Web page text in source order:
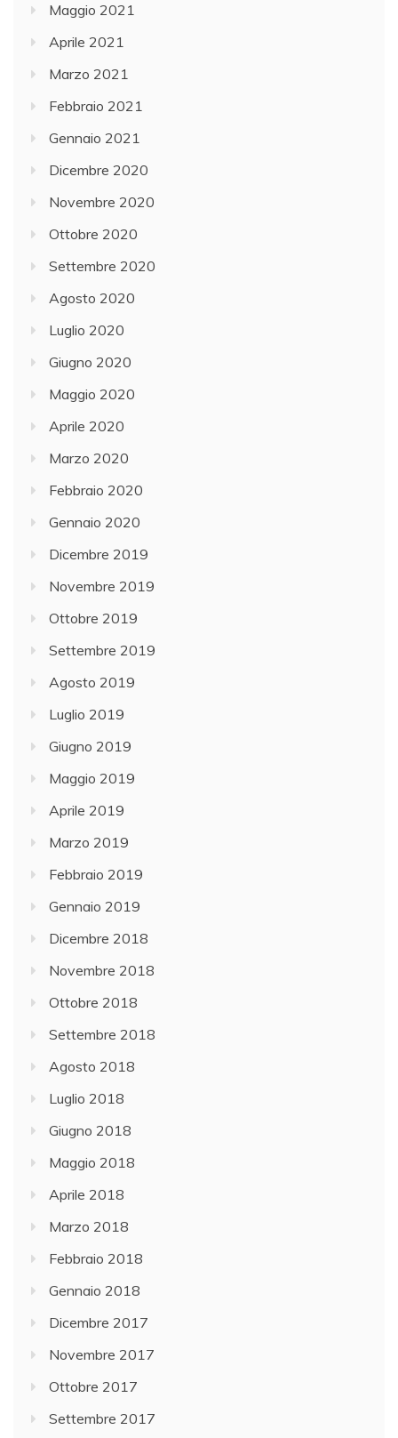
Maggio 2021
Aprile 2021
Marzo 2021
Febbraio 2021
Gennaio 2021
Dicembre 2020
Novembre 2020
Ottobre 2020
Settembre 2020
Agosto 2020
Luglio 2020
Giugno 2020
Maggio 2020
Aprile 2020
Marzo 2020
Febbraio 2020
Gennaio 2020
Dicembre 2019
Novembre 2019
Ottobre 2019
Settembre 2019
Agosto 2019
Luglio 2019
Giugno 2019
Maggio 2019
Aprile 2019
Marzo 2019
Febbraio 2019
Gennaio 2019
Dicembre 2018
Novembre 2018
Ottobre 2018
Settembre 2018
Agosto 2018
Luglio 2018
Giugno 2018
Maggio 2018
Aprile 2018
Marzo 2018
Febbraio 2018
Gennaio 2018
Dicembre 2017
Novembre 2017
Ottobre 2017
Settembre 2017